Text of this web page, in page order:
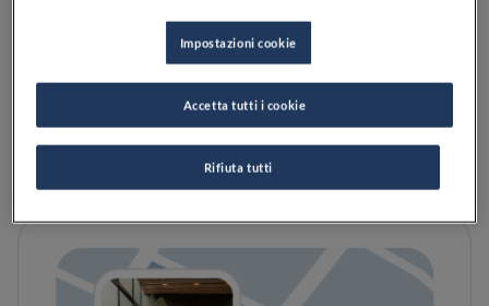
Perfetto per la cena
Lista di birre
Carta dei vini
Vegetariano
Impostazioni cookie
Rifiuta tutti
Accetta tutti i cookie